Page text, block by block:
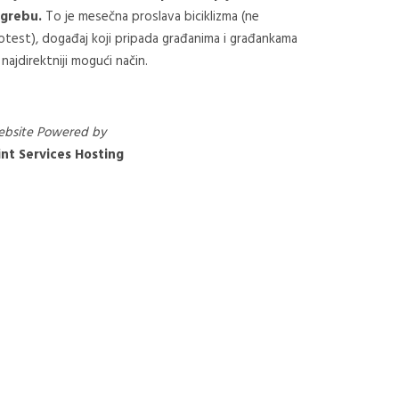
To je mesečna proslava biciklizma (ne
događaj koji pripada građanima i građankama
mogući način.
Powered by
Services Hosting